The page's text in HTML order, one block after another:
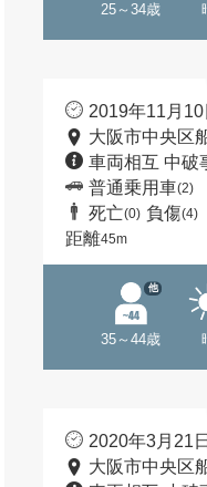
25～34歳
2019年11月
大阪市中央区
車両相互 中破
普通乗用車(2)
死亡(0) 負傷(4)
距離45m
35～44歳
他
2020年3月21
大阪市中央区